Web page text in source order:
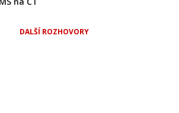
DALŠÍ ROZHOVORY